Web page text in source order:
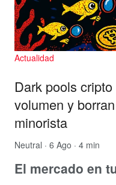
Actualidad
Dark pools
volumen y
minorista
Neutral · 6 Ago · 4 min
El mercado en